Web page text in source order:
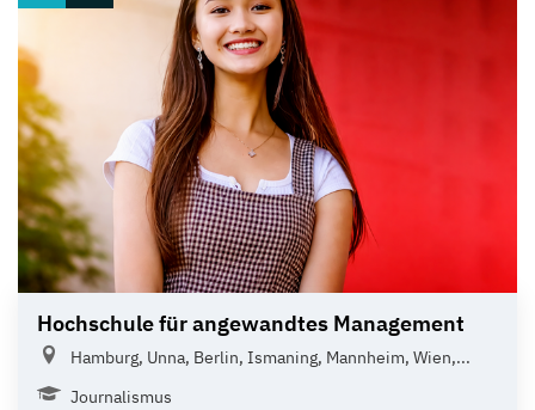
Hochschule für angewandtes Management
Hamburg, Unna, Berlin, Ismaning, Mannheim, Wien,...
Journalismus